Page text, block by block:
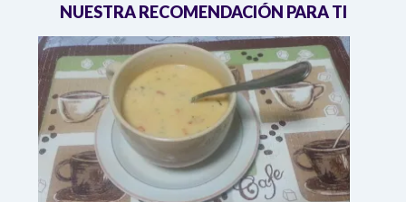
NUESTRA RECOMENDACIÓN PARA TI